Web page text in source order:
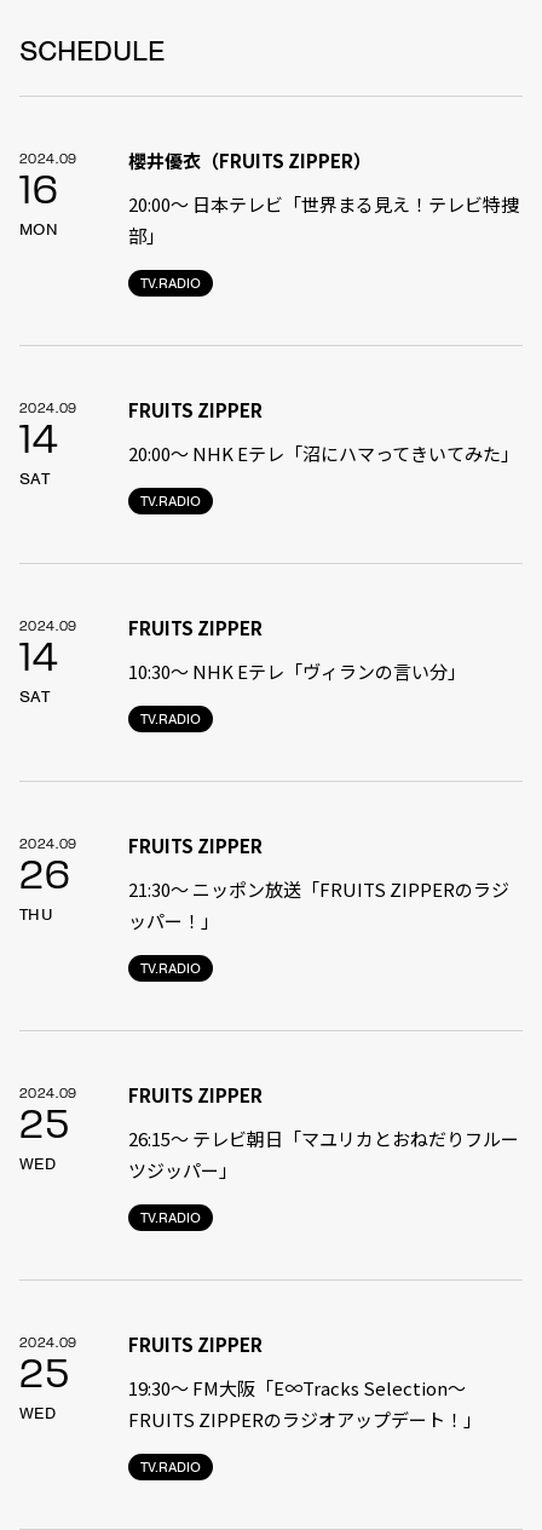
SCHEDULE
2024.09
16
MON
TV.RADIO
櫻井優衣（FRUITS ZIPPER）
20:00〜 日本テレビ「世界まる見え！テレビ特捜
部」
2024.09
14
SAT
TV.RADIO
FRUITS ZIPPER
20:00〜 NHK Eテレ「沼にハマってきいてみた」
2024.09
14
SAT
TV.RADIO
FRUITS ZIPPER
10:30〜 NHK Eテレ「ヴィランの言い分」
2024.09
26
THU
TV.RADIO
FRUITS ZIPPER
21:30〜 ニッポン放送「FRUITS ZIPPERのラジ
ッパー！」
2024.09
25
WED
TV.RADIO
FRUITS ZIPPER
26:15～ テレビ朝日「マユリカとおねだりフルー
ツジッパー」
2024.09
25
WED
TV.RADIO
FRUITS ZIPPER
19:30〜 FM大阪「E∞Tracks Selection～
FRUITS ZIPPERのラジオアップデート！」